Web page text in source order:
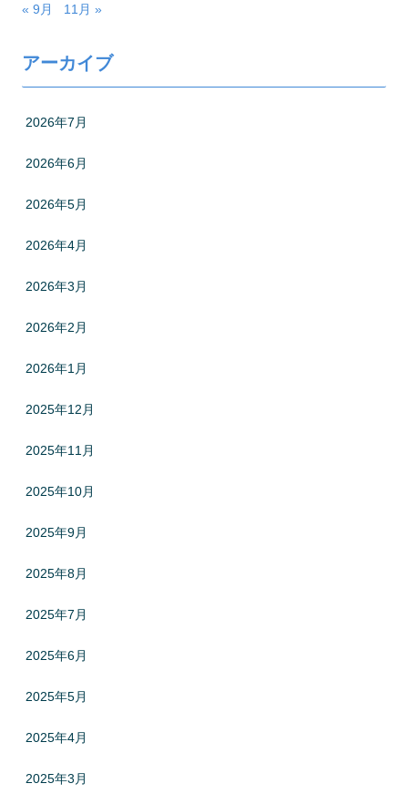
« 9月 11月 »
アーカイブ
2026年7月
2026年6月
2026年5月
2026年4月
2026年3月
2026年2月
2026年1月
2025年12月
2025年11月
2025年10月
2025年9月
2025年8月
2025年7月
2025年6月
2025年5月
2025年4月
2025年3月